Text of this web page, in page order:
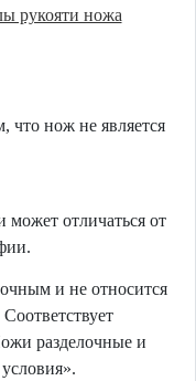
рукояти ножа
что нож не является
может отличаться от
и не относится
разделочные и